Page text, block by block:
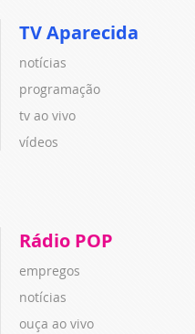
TV Aparecida
notícias
programação
tv ao vivo
vídeos
Rádio POP
empregos
notícias
ouça ao vivo